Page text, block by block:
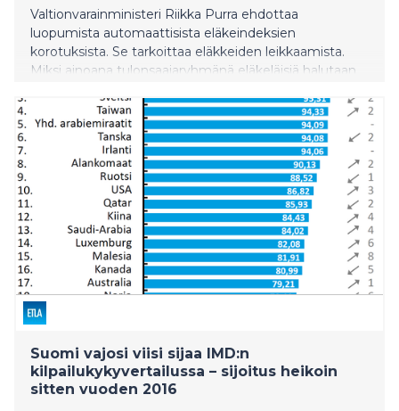
Valtionvarainministeri Riikka Purra ehdottaa
luopumista automaattisista eläkeindeksien
korotuksista. Se tarkoittaa eläkkeiden leikkaamista.
Miksi ainoana tulonsaajaryhmänä eläkeläisiä halutaan
ihmisistä. Mediaanieläke Suomessa on vain 1 850
euroa kuukaudessa. Lähes kolmasosa eläkkeensaajista
saa alle köyhyysrajan eli alle 1 500 euroa. Purran
ehdotus on myös järjetön, jos kyse on valtiontalouden
sopeuttamistarpeista. Näen, että eläkeindeksien
jäädyttäminen ei auta julkisen talouden
tasapainottamisessa, koska valtio ja kunnat eivät
maksa työeläkkeitä. Ne maksetaan eläkerahastoista,
jotka ovat sijoittaneet yli 280 miljardin euron
eläkevarat pääosin ulkomaille. Eläketurvakeskuksen
laskelman mukaan vuoden mittainen indeksijäädytys
vähentäisi eläkemenoja miljardi euroa. Tämä säästö ei
kiihdyttäisi eläkerahastojen kasvua. Sen sijaan
indeksijäädytys aiheuttaisi 400 miljoonan euron väh
Suomi vajosi viisi sijaa IMD:n
kilpailukykyvertailussa – sijoitus heikoin
sitten vuoden 2016